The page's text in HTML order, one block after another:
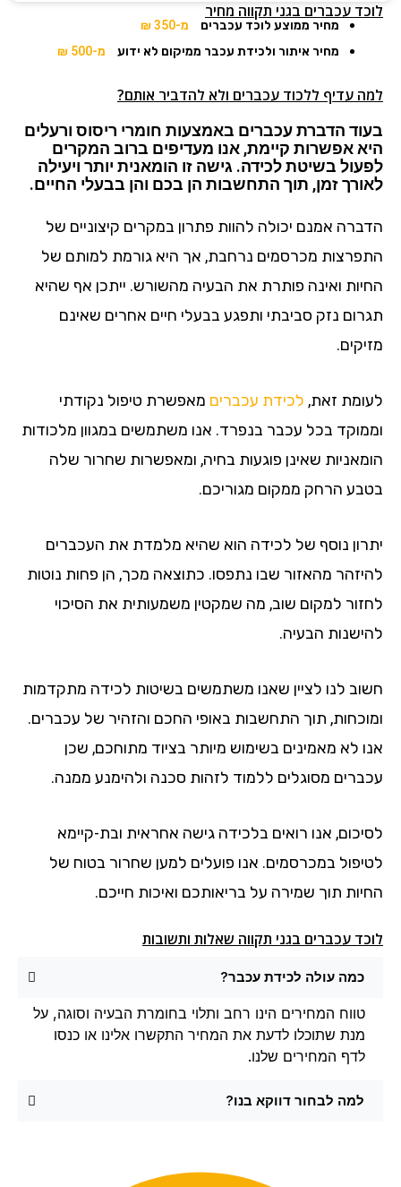
לוכד עכברים בגני תקווה מחיר
מחיר ממוצע לוכד עכברים
מ-350 ₪
מחיר איתור ולכידת עכבר ממיקום לא ידוע
מ-500 ₪
למה עדיף ללכוד עכברים ולא להדביר אותם?
בעוד הדברת עכברים באמצעות חומרי ריסוס ורעלים
היא אפשרות קיימת, אנו מעדיפים ברוב המקרים
לפעול בשיטת לכידה. גישה זו הומאנית יותר ויעילה
לאורך זמן, תוך התחשבות הן בכם והן בבעלי החיים.
הדברה אמנם יכולה להוות פתרון במקרים קיצוניים של
התפרצות מכרסמים נרחבת, אך היא גורמת למותם של
החיות ואינה פותרת את הבעיה מהשורש. ייתכן אף שהיא
תגרום נזק סביבתי ותפגע בבעלי חיים אחרים שאינם
מזיקים.
לעומת זאת, לכידת עכברים מאפשרת טיפול נקודתי
וממוקד בכל עכבר בנפרד. אנו משתמשים במגוון מלכודות
הומאניות שאינן פוגעות בחיה, ומאפשרות שחרור שלה
בטבע הרחק ממקום מגוריכם.
יתרון נוסף של לכידה הוא שהיא מלמדת את העכברים
להיזהר מהאזור שבו נתפסו. כתוצאה מכך, הן פחות נוטות
לחזור למקום שוב, מה שמקטין משמעותית את הסיכוי
להישנות הבעיה.
חשוב לנו לציין שאנו משתמשים בשיטות לכידה מתקדמות
ומוכחות, תוך התחשבות באופי החכם והזהיר של עכברים.
אנו לא מאמינים בשימוש מיותר בציוד מתוחכם, שכן
עכברים מסוגלים ללמוד לזהות סכנה ולהימנע ממנה.
לסיכום, אנו רואים בלכידה גישה אחראית ובת-קיימא
לטיפול במכרסמים. אנו פועלים למען שחרור בטוח של
החיות תוך שמירה על בריאותכם ואיכות חייכם.
לוכד עכברים בגני תקווה שאלות ותשובות
כמה עולה לכידת עכבר?
טווח המחירים הינו רחב ותלוי בחומרת הבעיה וסוגה, על
מנת שתוכלו לדעת את המחיר התקשרו אלינו או כנסו
לדף המחירים שלנו.
למה לבחור דווקא בנו?